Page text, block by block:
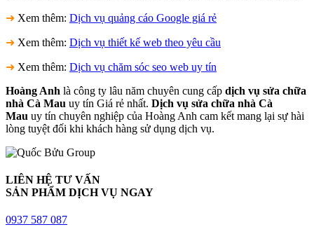
➜ Xem thêm: Dịch vụ quảng cáo Google giá rẻ
➜ Xem thêm: Dịch vụ thiết kế web theo yêu cầu
➜ Xem thêm: Dịch vụ chăm sóc seo web uy tín
Hoàng Anh là công ty lâu năm chuyên cung cấp dịch vụ sửa chữa
nhà Cà Mau uy tín Giá rẻ nhất. Dịch vụ sửa chữa nhà Cà
Mau uy tín chuyên nghiệp của Hoàng Anh cam kết mang lại sự hài
lòng tuyệt đối khi khách hàng sử dụng dịch vụ.
LIÊN HỆ TƯ VẤN
SẢN PHẨM DỊCH VỤ NGAY
0937 587 087